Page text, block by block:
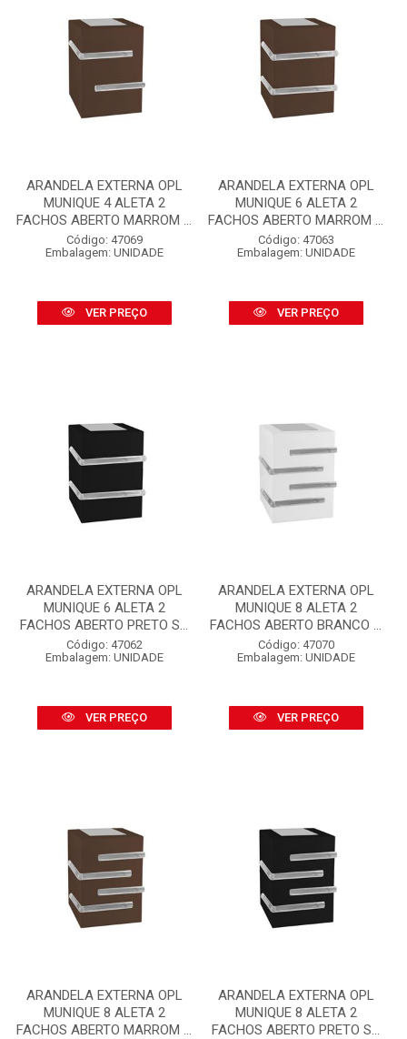
ARANDELA EXTERNA OPL
MUNIQUE 4 ALETA 2
FACHOS ABERTO MARROM ...
Código: 47069
Embalagem: UNIDADE
VER PREÇO
ARANDELA EXTERNA OPL
MUNIQUE 6 ALETA 2
FACHOS ABERTO MARROM ...
Código: 47063
Embalagem: UNIDADE
VER PREÇO
ARANDELA EXTERNA OPL
MUNIQUE 6 ALETA 2
FACHOS ABERTO PRETO S...
Código: 47062
Embalagem: UNIDADE
VER PREÇO
ARANDELA EXTERNA OPL
MUNIQUE 8 ALETA 2
FACHOS ABERTO BRANCO ...
Código: 47070
Embalagem: UNIDADE
VER PREÇO
ARANDELA EXTERNA OPL
MUNIQUE 8 ALETA 2
FACHOS ABERTO MARROM ...
ARANDELA EXTERNA OPL
MUNIQUE 8 ALETA 2
FACHOS ABERTO PRETO S...